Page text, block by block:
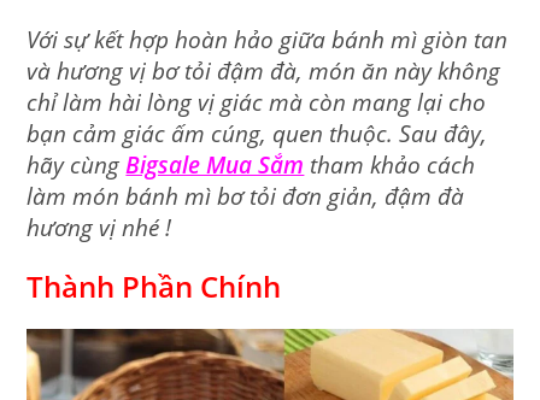
Với sự kết hợp hoàn hảo giữa bánh mì giòn tan
và hương vị bơ tỏi đậm đà, món ăn này không
chỉ làm hài lòng vị giác mà còn mang lại cho
bạn cảm giác ấm cúng, quen thuộc. Sau đây,
hãy cùng Bigsale Mua Sắm tham khảo cách
làm món bánh mì bơ tỏi đơn giản, đậm đà
hương vị nhé !
Thành Phần Chính